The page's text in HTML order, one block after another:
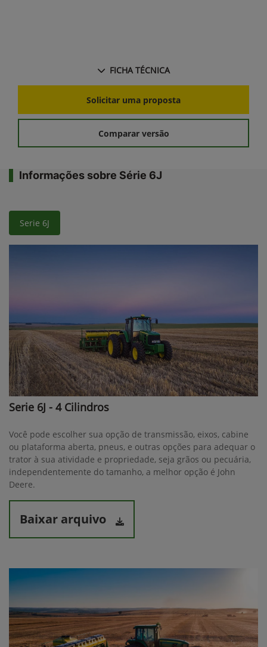
FICHA TÉCNICA
Solicitar uma proposta
Comparar versão
Informações sobre Série 6J
Serie 6J
Serie 6J - 4 Cilindros
Você pode escolher sua opção de transmissão, eixos, cabine
ou plataforma aberta, pneus, e outras opções para adequar o
trator à sua atividade e propriedade, seja grãos ou pecuária,
independentemente do tamanho, a melhor opção é John
Deere.
Baixar arquivo